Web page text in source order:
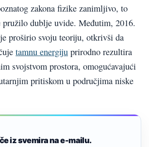
zakona fizike zanimljivo, to
pružilo dublje uvide. Međutim, 2016.
proširio svoju teoriju, otkrivši da
tamnu energiju prirodno rezultira
svojstvom prostora, omogućavajući
pritiskom u područjima niske
iz svemira na e-mailu.